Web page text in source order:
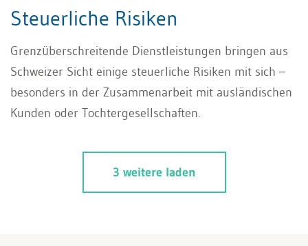
Steuerliche Risiken
Grenzüberschreitende Dienstleistungen bringen aus
Schweizer Sicht einige steuerliche Risiken mit sich –
besonders in der Zusammenarbeit mit ausländischen
Kunden oder Tochtergesellschaften.
3 weitere laden